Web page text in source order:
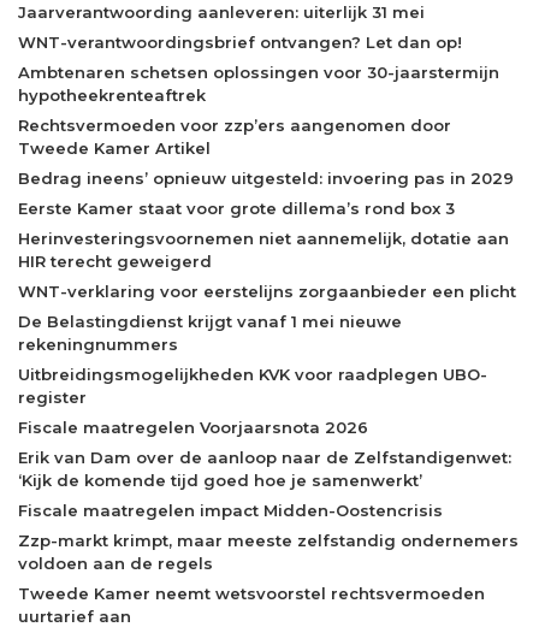
Jaarverantwoording aanleveren: uiterlijk 31 mei
WNT-verantwoordingsbrief ontvangen? Let dan op!
Ambtenaren schetsen oplossingen voor 30-jaarstermijn
hypotheekrenteaftrek
Rechtsvermoeden voor zzp’ers aangenomen door
Tweede Kamer Artikel
Bedrag ineens’ opnieuw uitgesteld: invoering pas in 2029
Eerste Kamer staat voor grote dillema’s rond box 3
Herinvesteringsvoornemen niet aannemelijk, dotatie aan
HIR terecht geweigerd
WNT-verklaring voor eerstelijns zorgaanbieder een plicht
De Belastingdienst krijgt vanaf 1 mei nieuwe
rekeningnummers
Uitbreidingsmogelijkheden KVK voor raadplegen UBO-
register
Fiscale maatregelen Voorjaarsnota 2026
Erik van Dam over de aanloop naar de Zelfstandigenwet:
‘Kijk de komende tijd goed hoe je samenwerkt’
Fiscale maatregelen impact Midden-Oostencrisis
Zzp-markt krimpt, maar meeste zelfstandig ondernemers
voldoen aan de regels
Tweede Kamer neemt wetsvoorstel rechtsvermoeden
uurtarief aan